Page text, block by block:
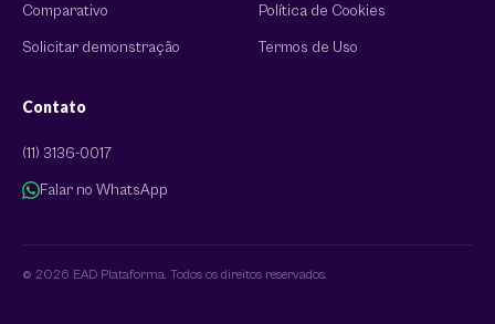
Comparativo
Solicitar demonstração
Política de Cookies
Termos de Uso
Contato
(11) 3136-0017
Falar no WhatsApp
© 2026 EAD Plataforma. Todos os direitos reservados.